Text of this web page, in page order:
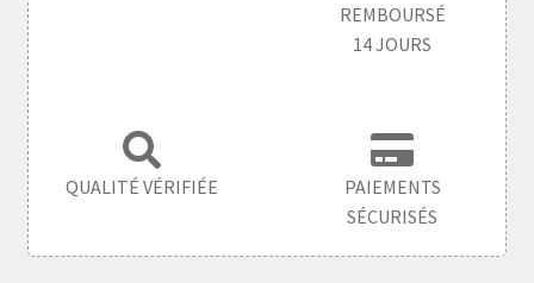
REMBOURSÉ
14 JOURS
QUALITÉ VÉRIFIÉE
PAIEMENTS
SÉCURISÉS